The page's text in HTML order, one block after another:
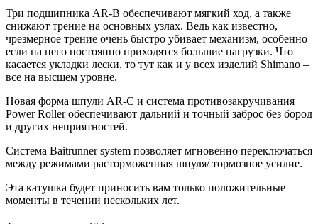
Три подшипника AR-B обеспечивают мягкий ход, а также
снижают трение на основных узлах. Ведь как известно,
чрезмерное трение очень быстро убивает механизм, особенно
если на него постоянно приходятся большие нагрузки. Что
касается укладки лески, то тут как и у всех изделий Shimano –
все на высшем уровне.
Новая форма шпули AR-C и система противозакручивания
Power Roller обеспечивают дальний и точный заброс без бород
и других неприятностей.
Система Baitrunner system позволяет мгновенно переключаться
между режимами расторможенная шпуля/ тормозное усилие.
Эта катушка будет приносить вам только положительные
моменты в течении нескольких лет.